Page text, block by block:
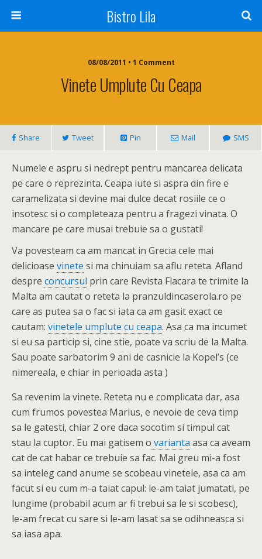
Bistro Lila
08/08/2011 • 1 Comment
Vinete Umplute Cu Ceapa
Share Tweet Pin Mail SMS
Numele e aspru si nedrept pentru mancarea delicata
pe care o reprezinta. Ceapa iute si aspra din fire e
caramelizata si devine mai dulce decat rosiile ce o
insotesc si o completeaza pentru a fragezi vinata. O
mancare pe care musai trebuie sa o gustati!
Va povesteam ca am mancat in Grecia cele mai
delicioase vinete si ma chinuiam sa aflu reteta. Afland
despre concursul prin care Revista Flacara te trimite la
Malta am cautat o reteta la pranzuldincaserola.ro pe
care as putea sa o fac si iata ca am gasit exact ce
cautam: vinetele umplute cu ceapa. Asa ca ma incumet
si eu sa particip si, cine stie, poate va scriu de la Malta.
Sau poate sarbatorim 9 ani de casnicie la Kopel’s (ce
nimereala, e chiar in perioada asta )
Sa revenim la vinete. Reteta nu e complicata dar, asa
cum frumos povestea Marius, e nevoie de ceva timp
sa le gatesti, chiar 2 ore daca socotim si timpul cat
stau la cuptor. Eu mai gatisem o varianta asa ca aveam
cat de cat habar ce trebuie sa fac. Mai greu mi-a fost
sa inteleg cand anume se scobeau vinetele, asa ca am
facut si eu cum m-a taiat capul: le-am taiat jumatati, pe
lungime (probabil acum ar fi trebui sa le si scobesc),
le-am frecat cu sare si le-am lasat sa se odihneasca si
sa iasa apa.